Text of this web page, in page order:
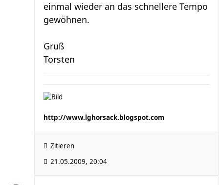
einmal wieder an das schnellere Tempo
gewöhnen.
Gruß
Torsten
http://www.lghorsack.blogspot.com
Zitieren
21.05.2009, 20:04